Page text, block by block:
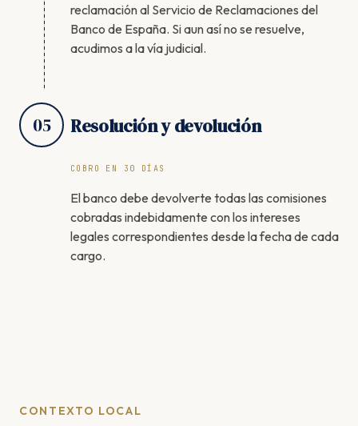
reclamación al Servicio de Reclamaciones del
Banco de España. Si aun así no se resuelve,
acudimos a la vía judicial.
05 Resolución y devolución
COBRO EN 30 DÍAS
El banco debe devolverte todas las comisiones
cobradas indebidamente con los intereses
legales correspondientes desde la fecha de cada
cargo.
CONTEXTO LOCAL